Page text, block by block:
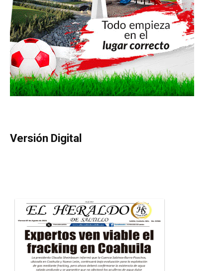
Versión Digital